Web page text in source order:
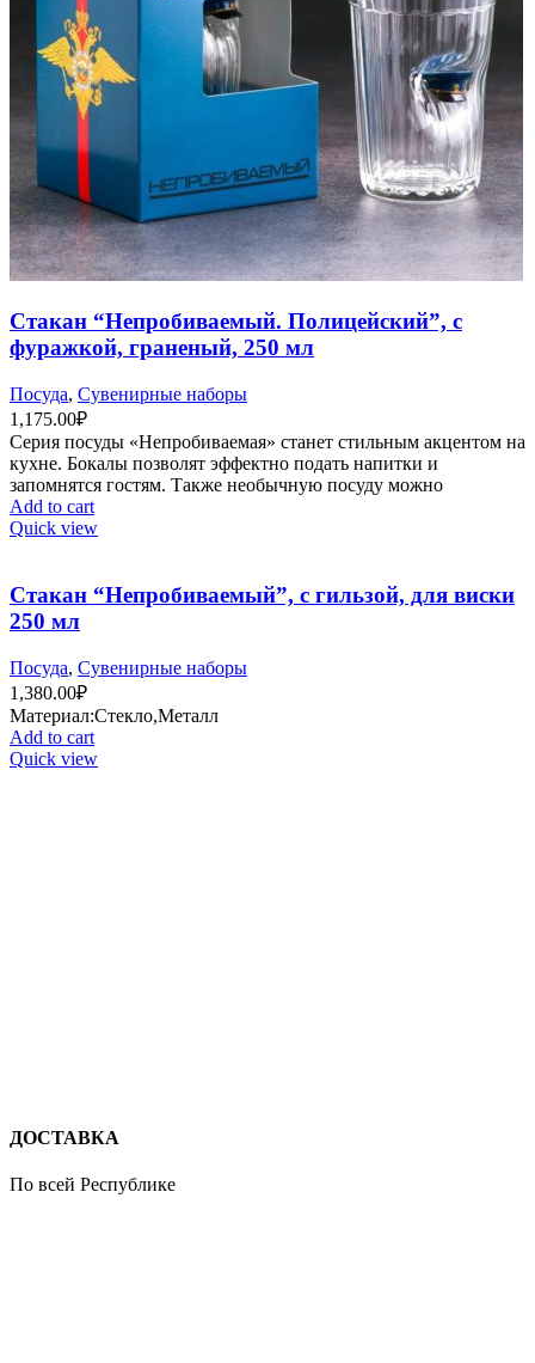
Стакан “Непробиваемый. Полицейский”, с
фуражкой, граненый, 250 мл
Посуда, Сувенирные наборы
1,175.00₽
Серия посуды «Непробиваемая» станет стильным акцентом на
кухне. Бокалы позволят эффектно подать напитки и
запомнятся гостям. Также необычную посуду можно
Add to cart
Quick view
Стакан “Непробиваемый”, с гильзой, для виски
250 мл
Посуда, Сувенирные наборы
1,380.00₽
Материал:Стекло,Металл
Add to cart
Quick view
ДОСТАВКА
По всей Республике